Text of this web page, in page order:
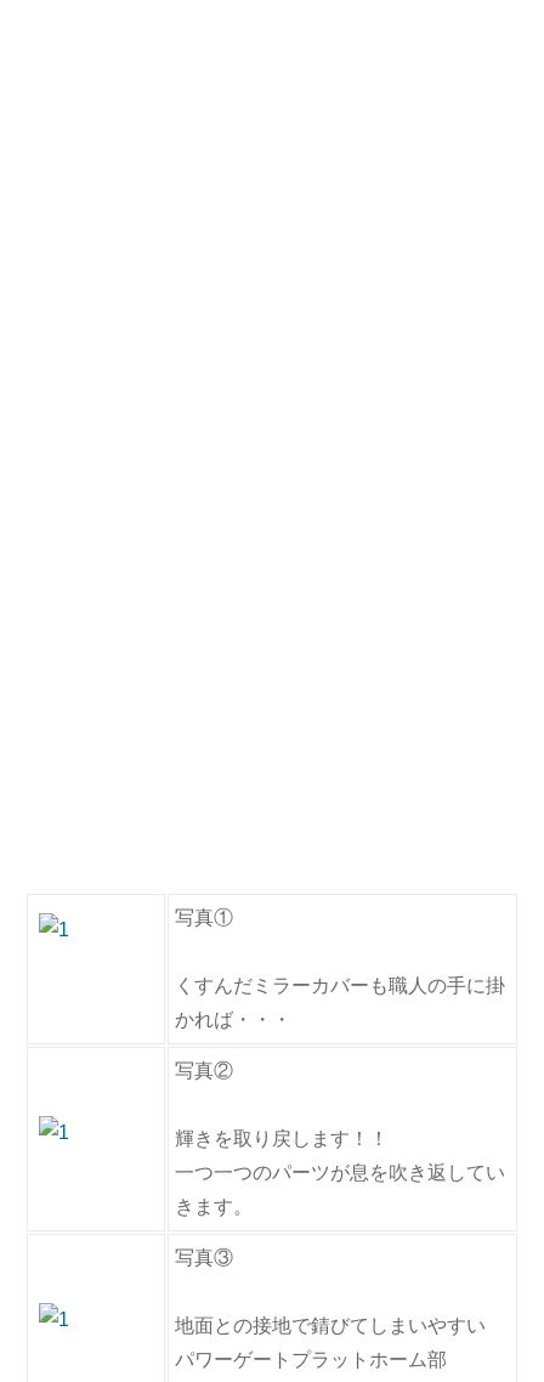
写真①
くすんだミラーカバーも職人の手に掛
かれば・・・
写真②
輝きを取り戻します！！
一つ一つのパーツが息を吹き返してい
きます。
写真③
地面との接地で錆びてしまいやすい
パワーゲートプラットホーム部